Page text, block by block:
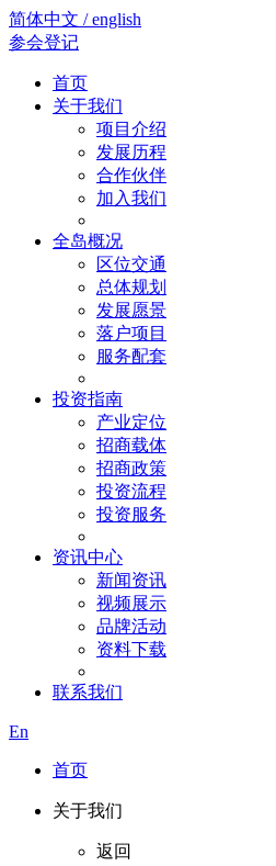
简体中文 / english
参会登记
首页
关于我们
项目介绍
发展历程
合作伙伴
加入我们
全岛概况
区位交通
总体规划
发展愿景
落户项目
服务配套
投资指南
产业定位
招商载体
招商政策
投资流程
投资服务
资讯中心
新闻资讯
视频展示
品牌活动
资料下载
联系我们
En
首页
关于我们
返回